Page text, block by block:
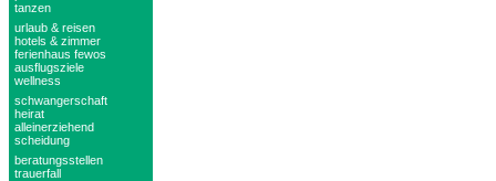
tanzen
urlaub & reisen
hotels & zimmer
ferienhaus fewos
ausflugsziele
wellness
schwangerschaft
heirat
alleinerziehend
scheidung
beratungsstellen
trauerfall